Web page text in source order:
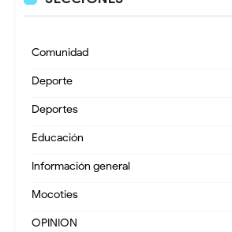
Comunidad
Deporte
Deportes
Educación
Información general
Mocoties
OPINION